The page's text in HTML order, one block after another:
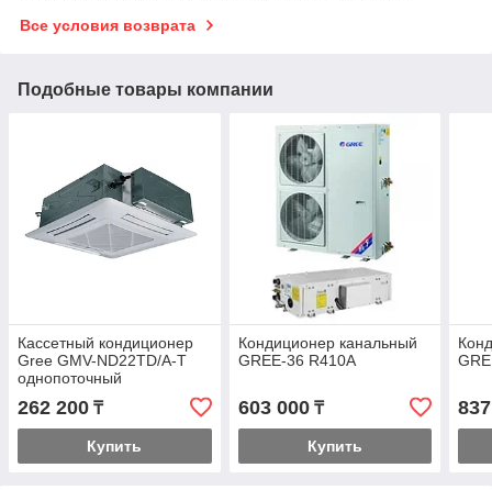
Все условия возврата
Подобные товары компании
Кассетный кондиционер
Gree GMV-ND22TD/A-T
однопоточный
(внутренний блок)
262 200 ₸
Купить
Кондиционер канальный
GREE-36 R410A
603 000₸
Купить